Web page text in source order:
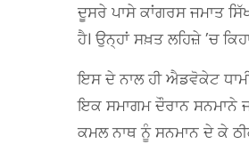
ਦੂਸਰੇ ਪਾਸੇ ਕਾਂਗਰਸ ਜਮਾਤ
ਹੈ। ਉਨ੍ਹਾਂ ਸਖ਼ਤ ਲਹਿਜ਼ੇ ’ਚ
ਇਸ ਦੇ ਨਾਲ ਹੀ ਐਡਵੋਕੇਟ
ਇਕ ਸਮਾਗਮ ਦੌਰਾਨ ਸਨਮਾਨੇ
ਕਮਲ ਨਾਥ ਨੂੰ ਸਨਮਾਨ ਦੇ ਕੇ